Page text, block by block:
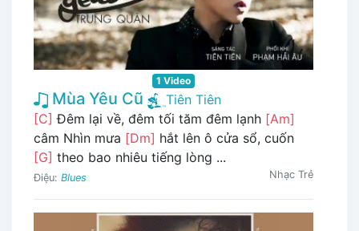
1 Video
Mùa Yêu Cũ
Tiên Tiên
[C] Đêm lại về, đêm tối tăm đêm lạnh [Am]
câm Nhìn mưa [Dm] hắt lên ô cửa sổ, cuốn
[G] theo bao nhiêu tiếng lòng ...
Điệu: Blues Nhạc Trẻ